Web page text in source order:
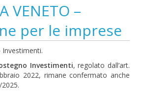
VENETO –
per le imprese
Investimenti, regolato dall’art.
2022, rimane confermato anche